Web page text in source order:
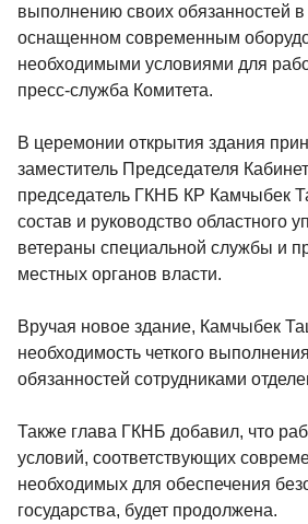
выполнению своих обязанностей
оснащенном современным
необходимыми условиями для
пресс-служба Комитета.
В церемонии открытия здания
заместитель Председателя
председатель ГКНБ КР Камчыбек
состав и руководство областного
ветераны специальной службы и
местных органов власти.
Вручая новое здание, Камчыбек
необходимость четкого
обязанностей сотрудниками
Также глава ГКНБ добавил, что
условий, соответствующих
необходимых для обеспечения
государства, будет продолжена.